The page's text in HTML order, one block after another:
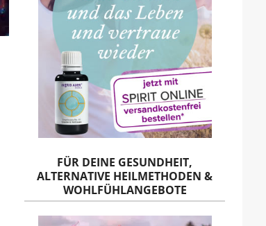
FÜR DEINE GESUNDHEIT,
ALTERNATIVE HEILMETHODEN &
WOHLFÜHLANGEBOTE